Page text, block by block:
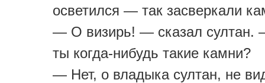
осветился — так засверкали
— О визирь! — сказал султан.
ты когда-нибудь такие камни?
— Нет, о владыка султан, не